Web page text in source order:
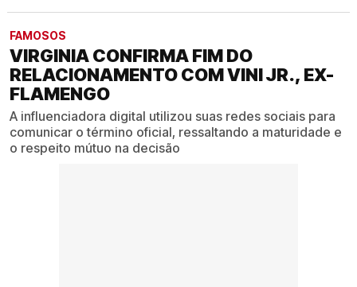
FAMOSOS
VIRGINIA CONFIRMA FIM DO
RELACIONAMENTO COM VINI JR., EX-
FLAMENGO
A influenciadora digital utilizou suas redes sociais para
comunicar o término oficial, ressaltando a maturidade e
o respeito mútuo na decisão